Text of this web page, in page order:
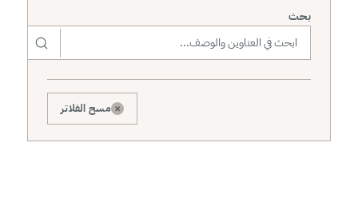
بحث
× مسح الفلاتر